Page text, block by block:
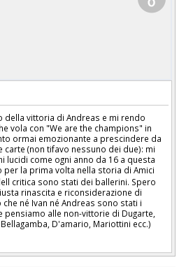
della vittoria di Andreas e mi rendo
vola con "We are the champions" in
ormai emozionante a prescindere da
carte (non tifavo nessuno dei due): mi
lucidi come ogni anno da 16 a questa
per la prima volta nella storia di Amici
critica sono stati dei ballerini. Spero
rinascita e riconsiderazione di
né Ivan né Andreas sono stati i
pensiamo alle non-vittorie di Dugarte,
D'amario, Mariottini ecc.)